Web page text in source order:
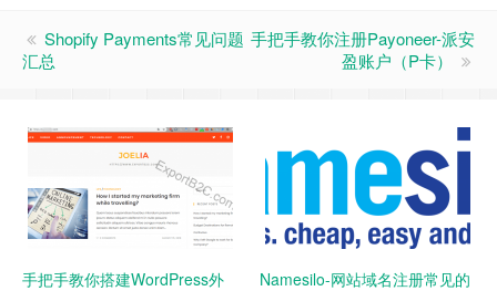
Shopify Payments常见问题
汇总
手把手教你注册Payoneer-派安
盈账户（P卡）
手把手教你搭建WordPress外
Namesilo-网站域名注册常见的